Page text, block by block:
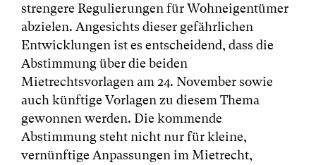
strengere Regulierungen für Wohneigentümer
abzielen. Angesichts dieser gefährlichen
Entwicklungen ist es entscheidend, dass die
Abstimmung über die beiden
Mietrechtsvorlagen am 24. November sowie
auch künftige Vorlagen zu diesem Thema
gewonnen werden. Die kommende
Abstimmung steht nicht nur für kleine,
vernünftige Anpassungen im Mietrecht,